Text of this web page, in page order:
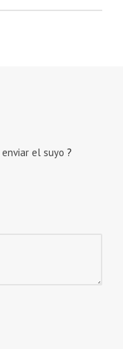
enviar el suyo ?